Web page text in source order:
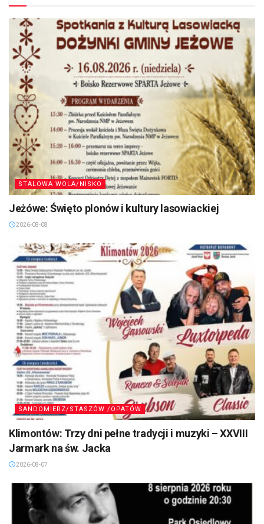
STALOWA WOLA/NISKO
Jeżówe: Święto plonów i kultury lasowiackiej
2026-08-08
SANDOMIERZ/STASZÓW /OPATÓW
Klimontów: Trzy dni pełne tradycji i muzyki – XXVIII
Jarmark na św. Jacka
2026-08-07